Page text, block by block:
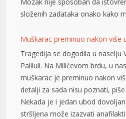
složenih zadataka onako kako
Muškarac preminuo nakon više
Tragedija se dogodila u naselju
Paliluli. Na Milićevom brdu, u
muškarac je preminuo nakon
detalji za sada nisu poznati,
Nekada je i jedan ubod
stršljena može izazvati